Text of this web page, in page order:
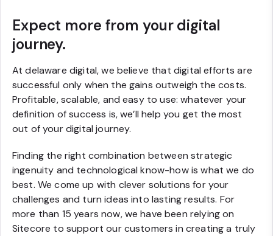
Expect more from your digital
journey.
At delaware digital, we believe that digital efforts are
successful only when the gains outweigh the costs.
Profitable, scalable, and easy to use: whatever your
definition of success is, we’ll help you get the most
out of your digital journey.
Finding the right combination between strategic
ingenuity and technological know-how is what we do
best. We come up with clever solutions for your
challenges and turn ideas into lasting results. For
more than 15 years now, we have been relying on
Sitecore to support our customers in creating a truly